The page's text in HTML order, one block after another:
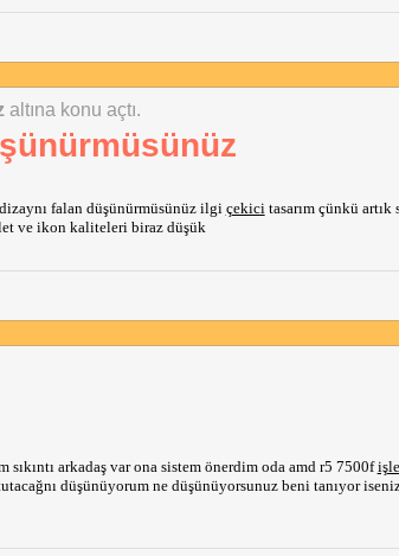
altına konu açtı.
falan düşünürmüsünüz ilgiçekicitasarım çünkü
ve ikon kaliteleri biraz düşük
arkadaş var ona sistem önerdim oda amd r5 7500f
düşünüyorum ne düşünüyorsunuz beni tanıyor